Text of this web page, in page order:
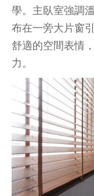
學。主臥室強調
布在一旁大片窗
舒適的空間表情
力。